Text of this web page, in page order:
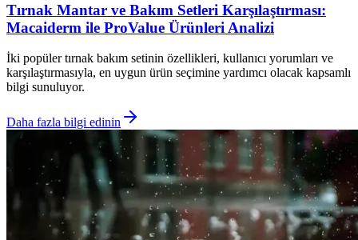
Tırnak Mantar ve Bakım Setleri Karşılaştırması:
Macaiderm ile ProValue Ürünleri Analizi
İki popüler tırnak bakım setinin özellikleri, kullanıcı yorumları ve
karşılaştırmasıyla, en uygun ürün seçimine yardımcı olacak kapsamlı
bilgi sunuluyor.
Daha fazla bilgi edinin